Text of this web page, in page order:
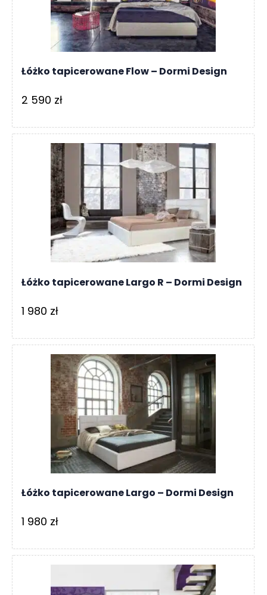
Łóżko tapicerowane Flow – Dormi Design
2 590 zł
Łóżko tapicerowane Largo R – Dormi Design
1 980 zł
Łóżko tapicerowane Largo – Dormi Design
1 980 zł